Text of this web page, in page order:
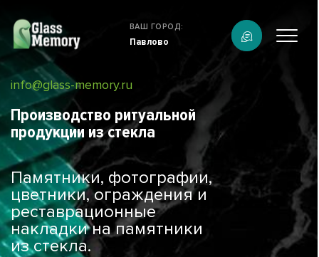
info@glass-memory.ru
ВАШ ГОРОД:
Павлово
Продукция
О компании
Каталог
Калькулятор
Конструктор памятников
Наши работы
информация
Контакты
Производство ритуальной
продукции из стекла
Памятники, фотографии,
цветники, ограждения и
реставрационные
накладки на памятники
из стекла.